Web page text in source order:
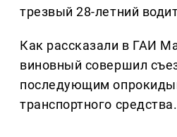
трезвый 28-летний
Как рассказали в ГАИ
виновный совершил
последующим
транспортного средства.